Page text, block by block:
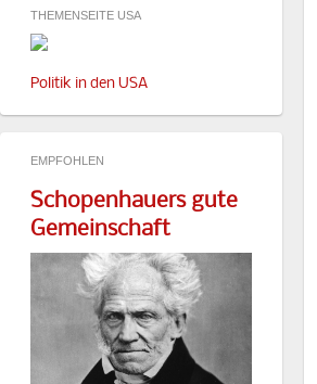
THEMENSEITE USA
Politik in den USA
EMPFOHLEN
Schopenhauers gute
Gemeinschaft